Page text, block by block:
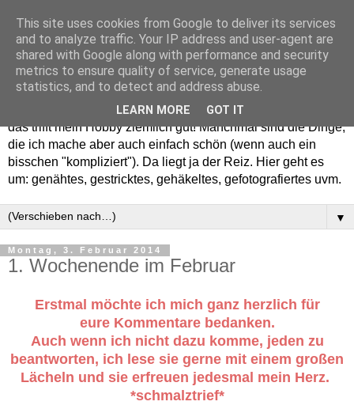
Willkommen in meinem "Wohnzimmer". Einfach und schön -
das trifft mein Hobby ziemlich gut! Manchmal sind die Dinge,
die ich mache aber auch einfach schön (wenn auch ein
bisschen "kompliziert"). Da liegt ja der Reiz. Hier geht es
um: genähtes, gestricktes, gehäkeltes, gefotografiertes uvm.
▼
Montag, 3. Februar 2014
1. Wochenende im Februar
Erstmal möchte ich mich ganz herzlich für
eure Kommentare bedanken.
Auch wenn ich nicht dazu komme, jeden zu
beantworten, ich lese sie gerne mit einem großen
Lächeln und sie erfreuen jedesmal mein Herz.
*schmalztrief*
This site uses cookies from Google to deliver its services
and to analyze traffic. Your IP address and user-agent are
shared with Google along with performance and security
metrics to ensure quality of service, generate usage
statistics, and to detect and address abuse.
LEARN MORE GOT IT